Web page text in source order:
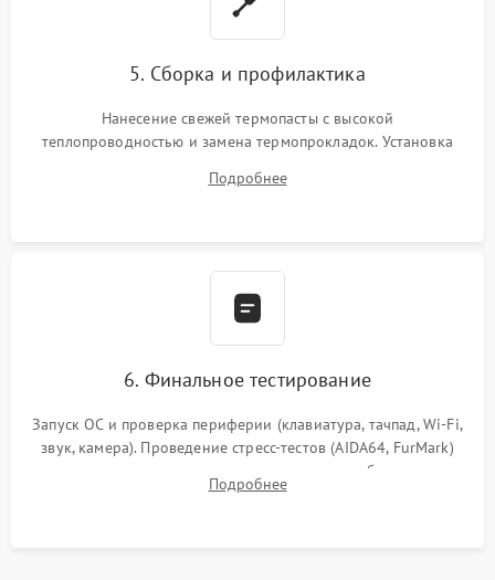
5. Сборка и профилактика
Нанесение свежей термопасты с высокой
теплопроводностью и замена термопрокладок. Установка
шлейфов, модулей памяти и накопителей. Предварительная
Подробнее
6. Финальное тестирование
Запуск ОС и проверка периферии (клавиатура, тачпад, Wi-Fi,
звук, камера). Проведение стресс-тестов (AIDA64, FurMark)
для контроля температурного режима и стабильности
системы под пиковой нагрузкой.
Подробнее